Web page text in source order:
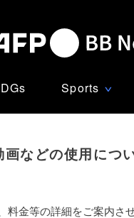
Sports ∨
画などの使用につ
金等の詳細をご案内さ